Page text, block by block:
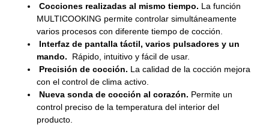
Cocciones realizadas al mismo tiempo. La función
MULTICOOKING permite controlar simultáneamente
varios procesos con diferente tiempo de cocción.
Interfaz de pantalla táctil, varios pulsadores y un
mando.
Rápido, intuitivo y fácil de usar.
Precisión de cocción. La calidad de la cocción mejora
con el control de clima activo.
Nueva sonda de cocción al corazón. Permite un
control preciso de la temperatura del interior del
producto.